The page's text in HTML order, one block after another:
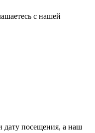
с нашей
дату посещения, а наш